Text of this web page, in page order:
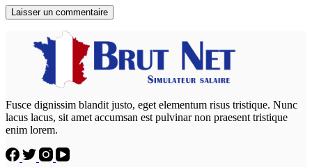
Laisser un commentaire
Fusce dignissim blandit justo, eget elementum risus tristique. Nunc
lacus lacus, sit amet accumsan est pulvinar non praesent tristique
enim lorem.